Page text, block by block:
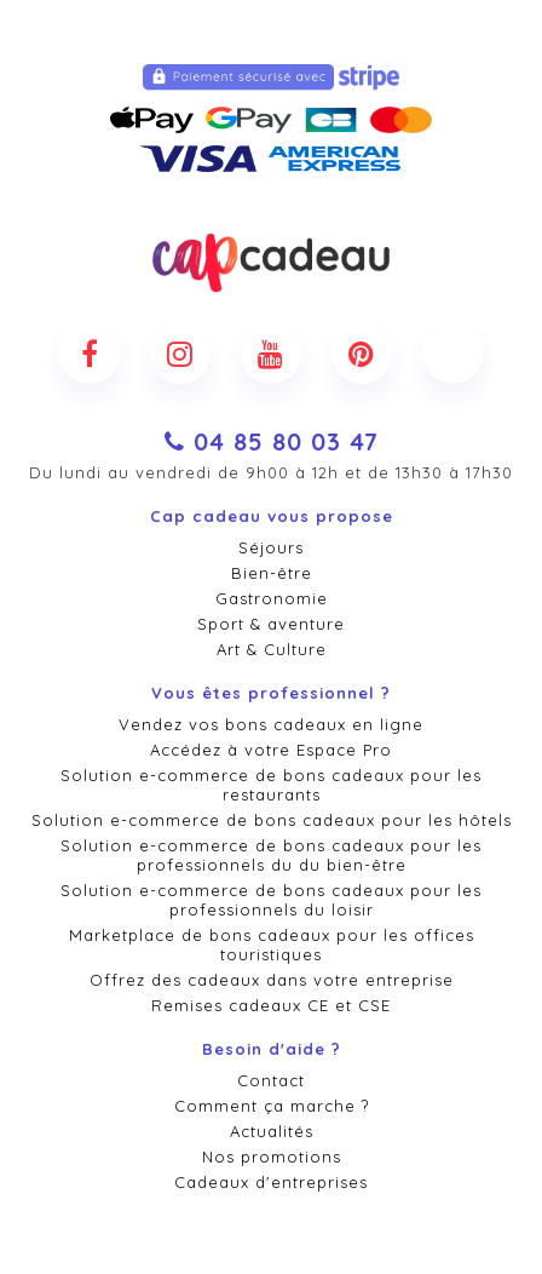
04 85 80 03 47
Du lundi au vendredi de 9h00 à 12h et de 13h30 à 17h30
Cap cadeau vous propose
Séjours
Bien-être
Gastronomie
Sport & aventure
Art & Culture
Vous êtes professionnel ?
Vendez vos bons cadeaux en ligne
Accédez à votre Espace Pro
Solution e-commerce de bons cadeaux pour les
restaurants
Solution e-commerce de bons cadeaux pour les hôtels
Solution e-commerce de bons cadeaux pour les
professionnels du du bien-être
Solution e-commerce de bons cadeaux pour les
professionnels du loisir
Marketplace de bons cadeaux pour les offices
touristiques
Offrez des cadeaux dans votre entreprise
Remises cadeaux CE et CSE
Besoin d'aide ?
Contact
Comment ça marche ?
Actualités
Nos promotions
Cadeaux d'entreprises